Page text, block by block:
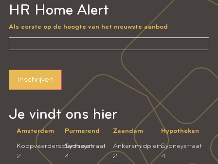
Je vindt ons hier
Amsterdam
Koopvaardersplantsoen
2
Purmerend
Sydneystraat
4
Zaandam
Ankersmidplein
2
Hypotheken
Sydneystraat
4
HR Home Alert
Als eerste op de hoogte van het nieuwste aanbod
Inschrijven